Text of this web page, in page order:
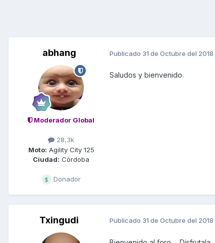
abhang
Moderador Global
28,3k
Moto: Agility City 125
Ciudad: Córdoba
Donador
Publicado 31 de Octubre del 2018
Saludos y bienvenido.
Txingudi Publicado 31 de Octubre del 2018